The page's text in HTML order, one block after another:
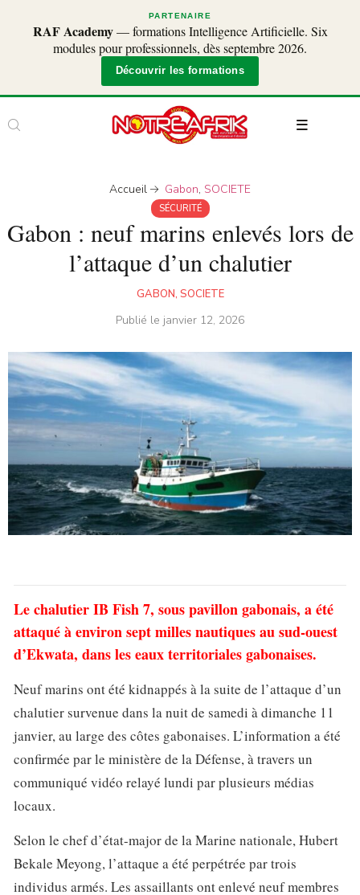
PARTENAIRE
RAF Academy— formations Intelligence Artificielle. Six
modules pour professionnels, dès septembre 2026.
Découvrir les formations
Accueil Gabon, SOCIETE
SÉCURITÉ
Gabon : neuf marins enlevés lors de
l’attaque d’un chalutier
GABON, SOCIETE
Publié le janvier 12, 2026
Le chalutier IB Fish 7, sous pavillon gabonais, a été
attaqué à environ sept milles nautiques au sud-ouest
d’Ekwata, dans les eaux territoriales gabonaises.
Neuf marins ont été kidnappés à la suite de l’attaque d’un
chalutier survenue dans la nuit de samedi à dimanche 11
janvier, au large des côtes gabonaises. L’information a été
confirmée par le ministère de la Défense, à travers un
communiqué vidéo relayé lundi par plusieurs médias
locaux.
Selon le chef d’état-major de la Marine nationale, Hubert
Bekale Meyong, l’attaque a été perpétrée par trois
individus armés. Les assaillants ont enlevé neuf membres